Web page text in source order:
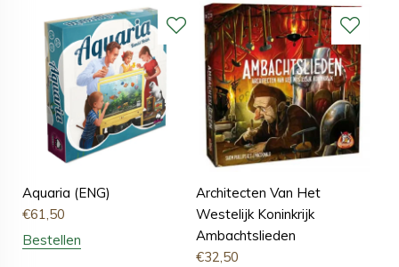
Aquaria (ENG)
€61,50
Bestellen
Architecten Van Het
Westelijk Koninkrijk
Ambachtslieden
€32,50